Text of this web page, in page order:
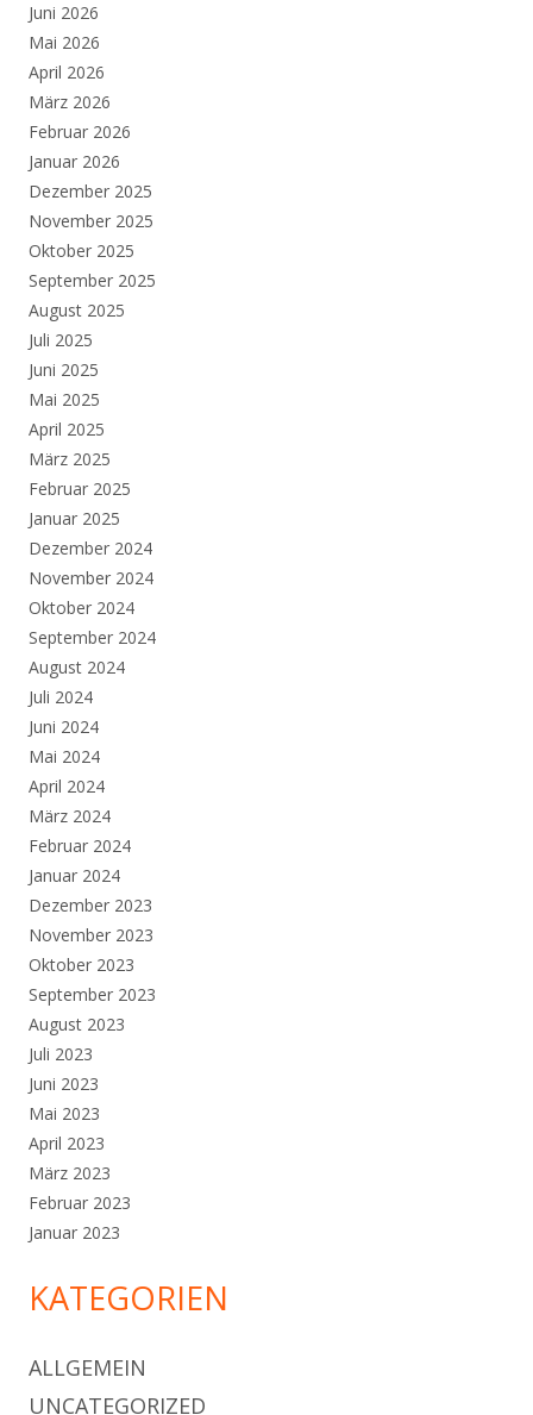
Juni 2026
Mai 2026
April 2026
März 2026
Februar 2026
Januar 2026
Dezember 2025
November 2025
Oktober 2025
September 2025
August 2025
Juli 2025
Juni 2025
Mai 2025
April 2025
März 2025
Februar 2025
Januar 2025
Dezember 2024
November 2024
Oktober 2024
September 2024
August 2024
Juli 2024
Juni 2024
Mai 2024
April 2024
März 2024
Februar 2024
Januar 2024
Dezember 2023
November 2023
Oktober 2023
September 2023
August 2023
Juli 2023
Juni 2023
Mai 2023
April 2023
März 2023
Februar 2023
Januar 2023
KATEGORIEN
ALLGEMEIN
UNCATEGORIZED